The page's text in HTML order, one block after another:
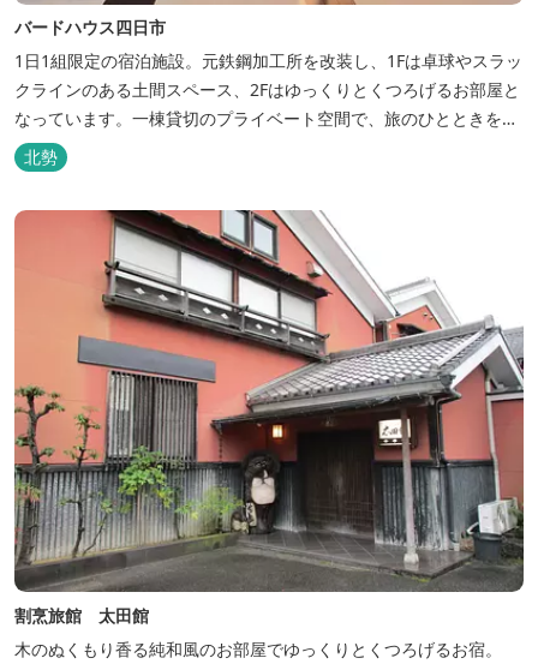
バードハウス四日市
1日1組限定の宿泊施設。元鉄鋼加工所を改装し、1Fは卓球やスラッ
クラインのある土間スペース、2Fはゆっくりとくつろげるお部屋と
なっています。一棟貸切のプライベート空間で、旅のひとときを過
ごしてみては。
北勢
割烹旅館 太田館
木のぬくもり香る純和風のお部屋でゆっくりとくつろげるお宿。